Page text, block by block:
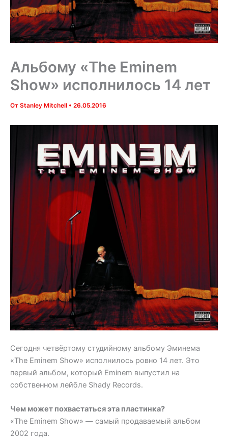
Альбому «The Eminem
Show» исполнилось 14 лет
От Stanley Mitchell • 26.05.2016
Сегодня четвёртому студийному альбому Эминема
«The Eminem Show» исполнилось ровно 14 лет. Это
первый альбом, который Eminem выпустил на
собственном лейбле Shady Records.
Чем может похвастаться эта пластинка?
«The Eminem Show» — самый продаваемый альбом
2002 года.